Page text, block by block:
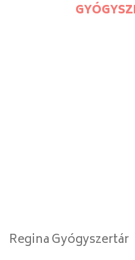
Regina Gyógyszertár